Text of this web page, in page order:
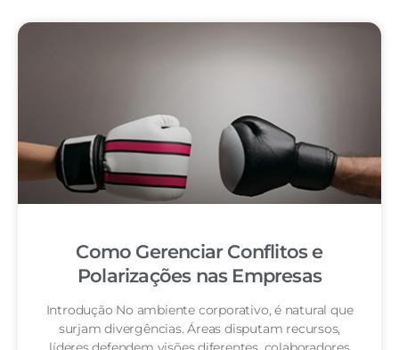
Como Gerenciar Conflitos e
Polarizações nas Empresas
Introdução No ambiente corporativo, é natural que
surjam divergências. Áreas disputam recursos,